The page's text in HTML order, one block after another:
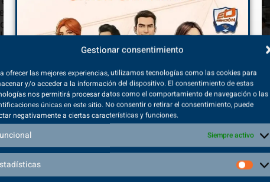
Gestionar consentimiento
ofrecer las mejores experiencias, utilizamos tecnologías como las cookies para
y/o acceder a la información del dispositivo. El consentimiento de estas
nos permitirá procesar datos como el comportamiento de navegación o las
únicas en este sitio. No consentir o retirar el consentimiento, puede
negativamente a ciertas características y funciones.
Siempre activo
adaptado
estos
con
acceso a
,pistas
de
favorecer el